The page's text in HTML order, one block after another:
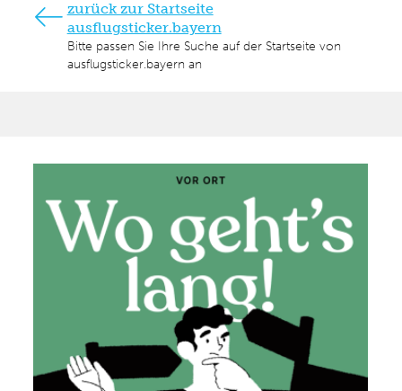
zurück zur Startseite
ausflugsticker.bayern
Bitte passen Sie Ihre Suche auf der Startseite von
ausflugsticker.bayern an